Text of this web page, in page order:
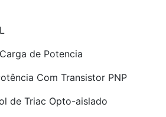
de Potencia
Com Transistor PNP
de Triac Opto-aislado